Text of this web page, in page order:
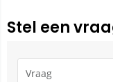
Stel een